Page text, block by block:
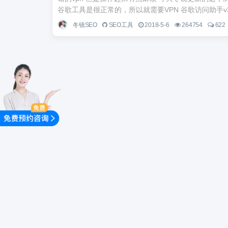
谷歌工具是很正常的，所以就需要VPN 谷歌访问助手
冬镜SEO SEO工具 2018-5-6 264754 622